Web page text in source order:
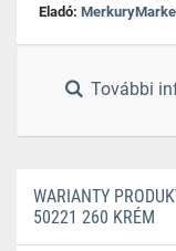
Eladó:
További
WARIANTY
50221 260 KRÉM